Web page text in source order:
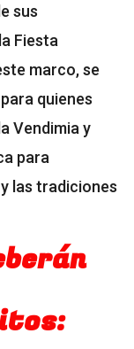
sus
Fiesta
marco, se
quienes
Vendimia y
para
las tradiciones